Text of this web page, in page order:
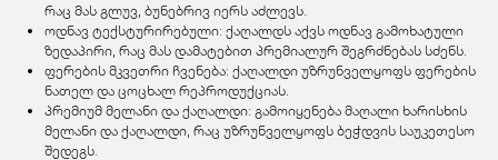
რაც მას გლუვ, ბუნებრივ იერს აძლევს.
ოდნავ ტექსტურირებული: ქაღალდს აქვს ოდნავ გამოხატული
ზედაპირი, რაც მას დამატებით პრემიალურ შეგრძნებას სძენს.
ფერების მკვეთრი ჩვენება: ქაღალდი უზრუნველყოფს ფერების
ნათელ და ცოცხალ რეპროდუქციას.
პრემიუმ მელანი და ქაღალდი: გამოიყენება მაღალი ხარისხის
მელანი და ქაღალდი, რაც უზრუნველყოფს ბეჭდვის საუკეთესო
შედეგს.